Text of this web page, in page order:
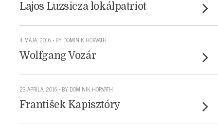
Lajos Luzsicza lokálpatriot
4 MÁJA, 2016 • BY DOMINIK HORVATH
Wolfgang Vozár
23 APRÍLA, 2016 • BY DOMINIK HORVATH
František Kapisztóry